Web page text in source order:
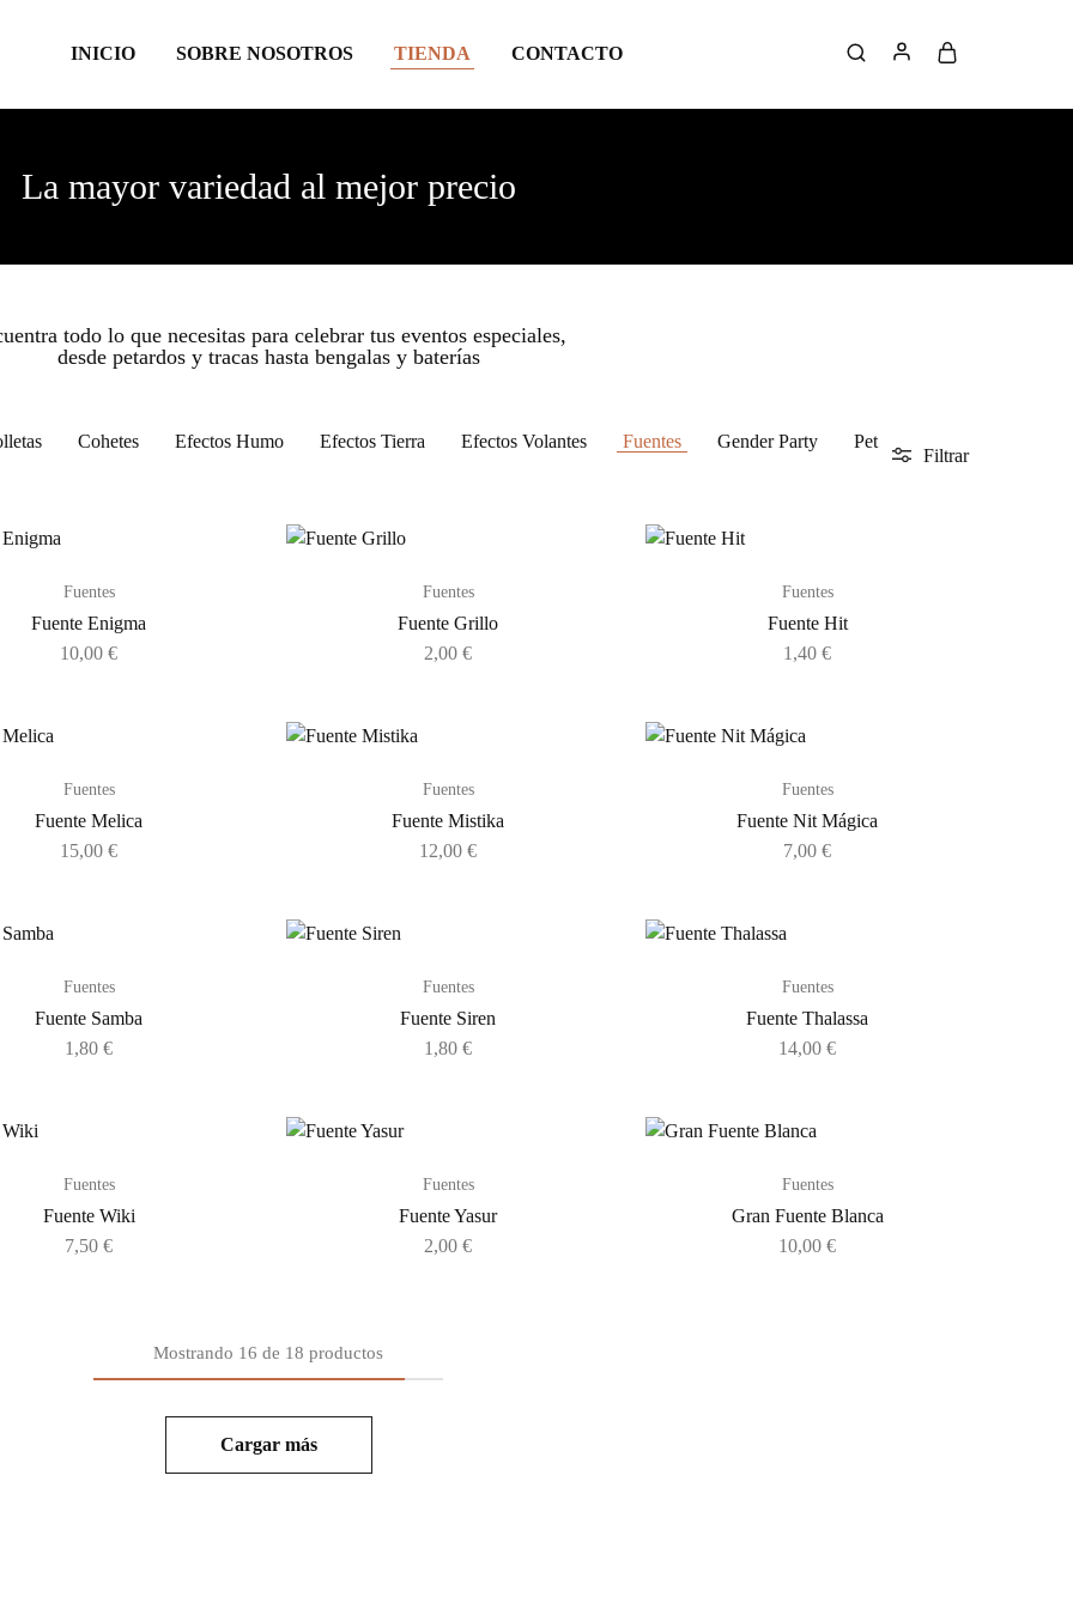
INICIO SOBRE NOSOTROS TIENDA CONTACTO
La mayor variedad al mejor precio
todo lo que necesitas para celebrar tus eventos especiales,
desde petardos y tracas hasta bengalas y baterías
Cohetes Efectos Humo Efectos Tierra Efectos Volantes Fuentes Gender Party Pet
Filtrar
Fuentes
Fuente Enigma
10,00 €
Fuentes
Fuente Grillo
2,00 €
Fuentes
Fuente Hit
1,40 €
Fuentes
Fuente Melica
15,00 €
Fuentes
Fuente Mistika
12,00 €
Fuentes
Fuente Nit Mágica
7,00 €
Fuentes
Fuente Samba
1,80 €
Fuentes
Fuente Siren
1,80 €
Fuentes
Fuente Thalassa
14,00 €
Fuentes
Fuente Wiki
7,50 €
Fuentes
Fuente Yasur
2,00 €
Fuentes
Gran Fuente Blanca
10,00 €
Mostrando 16 de 18 productos
Cargar más